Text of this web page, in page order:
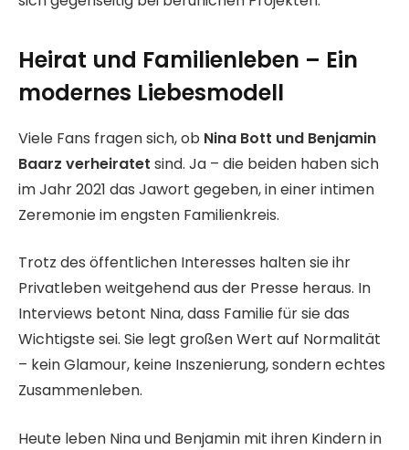
Heirat und Familienleben – Ein
modernes Liebesmodell
Viele Fans fragen sich, ob Nina Bott und Benjamin
Baarz verheiratet sind. Ja – die beiden haben sich
im Jahr 2021 das Jawort gegeben, in einer intimen
Zeremonie im engsten Familienkreis.
Trotz des öffentlichen Interesses halten sie ihr
Privatleben weitgehend aus der Presse heraus. In
Interviews betont Nina, dass Familie für sie das
Wichtigste sei. Sie legt großen Wert auf Normalität
– kein Glamour, keine Inszenierung, sondern echtes
Zusammenleben.
Heute leben Nina und Benjamin mit ihren Kindern in